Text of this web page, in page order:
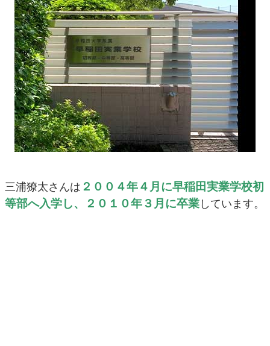
三浦獠太さんは ２００４年４月に早稲田実業学校初
等部へ入学し、２０１０年３月に卒業 しています。